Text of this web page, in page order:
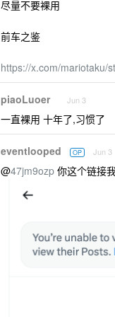
尽量不要裸用
前车之鉴
https://x.com/mariotaku/
piaoLuoer Jun 3
一直裸用 十年了,习惯了
eventlooped OP Jun 3
@47jm9ozp 你这个链接